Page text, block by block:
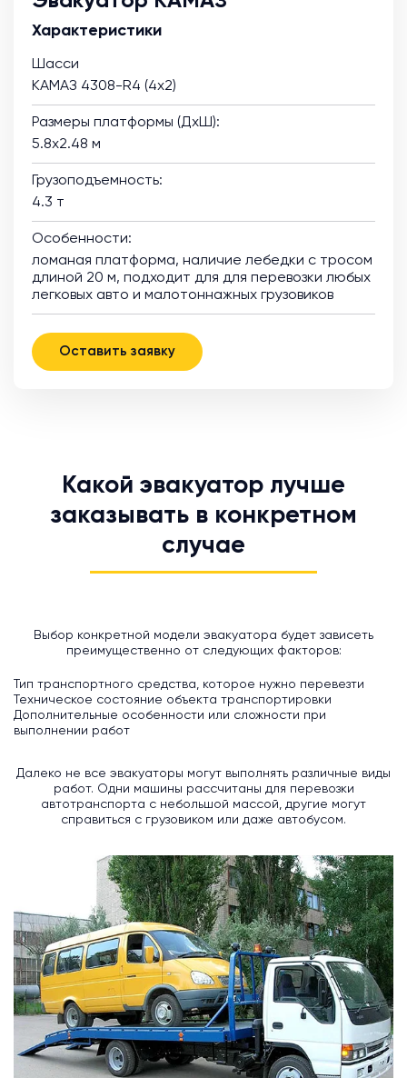
Характеристики
Шасси
КАМАЗ 4308-R4 (4х2)
Размеры платформы (ДхШ):
5.8х2.48 м
Грузоподъемность:
4.3 т
Особенности:
ломаная платформа, наличие лебедки с тросом
длиной 20 м, подходит для для перевозки любых
легковых авто и малотоннажных грузовиков
Оставить заявку
Какой эвакуатор лучше
заказывать в конкретном
случае
Выбор конкретной модели эвакуатора будет зависеть
преимущественно от следующих факторов:
Тип транспортного средства, которое нужно перевезти
Техническое состояние объекта транспортировки
Дополнительные особенности или сложности при
выполнении работ
Далеко не все эвакуаторы могут выполнять различные виды
работ. Одни машины рассчитаны для перевозки
автотранспорта с небольшой массой, другие могут
справиться с грузовиком или даже автобусом.